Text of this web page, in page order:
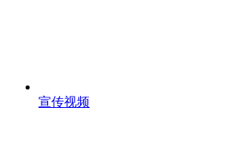
宣传视频